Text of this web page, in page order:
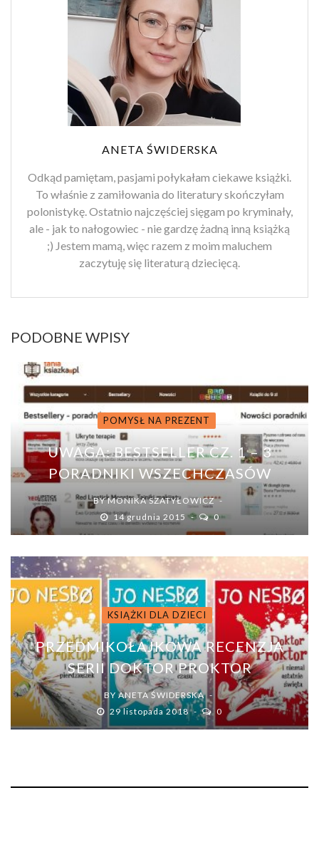
ANETA ŚWIDERSKA
Odkąd pamiętam, pasjami połykałam ciekawe książki.
To właśnie z zamiłowania do literatury skończyłam
polonistykę. Ostatnio najczęściej sięgam po kryminały,
ale - jak to nałogowiec - nie gardzę żadną inną książką
;) Jestem mamą, więc razem z moim maluchem
zaczytuję się literaturą dziecięcą.
PODOBNE WPISY
POMYSŁ NA PREZENT
UWAGA: BESTSELLER CZ. 1 – 3
PORADNIKI WSZECHCZASÓW
BYMONIKA SZATYŁOWICZ
14 grudnia 2015
0
KSIĄŻKI DLA DZIECI
PRZEDMIKOŁAJKOWA RECENZJA
SERII DOKTOR PROKTOR
BYANETA ŚWIDERSKA
29 listopada 2018
0